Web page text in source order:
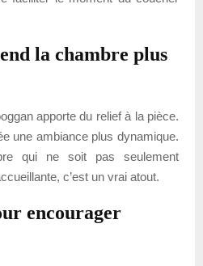
la chambre plus
apporte du relief à la pièce.
une ambiance plus dynamique.
qui ne soit pas seulement
c’est un vrai atout.
encourager